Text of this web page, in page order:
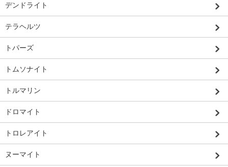
デンドライト
テラヘルツ
トパーズ
トムソナイト
トルマリン
ドロマイト
トロレアイト
ヌーマイト